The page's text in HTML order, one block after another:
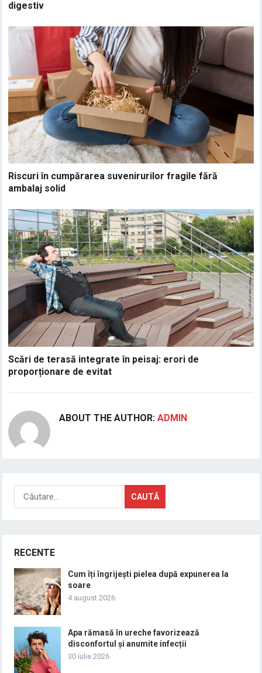
digestiv
Riscuri în cumpărarea suvenirurilor fragile fără
ambalaj solid
Scări de terasă integrate în peisaj: erori de
proporționare de evitat
ABOUT THE AUTHOR:ADMIN
Caută
după:
RECENTE
Cum îți îngrijești pielea după expunerea la
soare
4 august 2026
Apa rămasă în ureche favorizează
disconfortul și anumite infecții
30 iulie 2026